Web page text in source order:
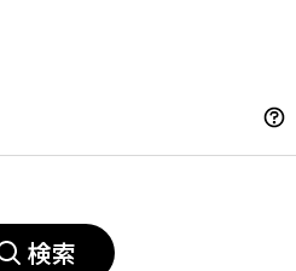
検索